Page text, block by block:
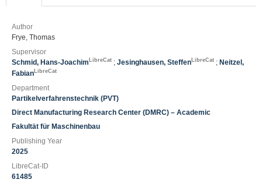
Author
Frye, Thomas
Supervisor
Schmid, Hans-Joachim LibreCat ;Jesinghausen, SteffenLibreCat
;
Neitzel, Fabian
Department
Partikelverfahrenstechnik (PVT)
Direct Manufacturing Research Center (DMRC) – Academic
Fakultät für Maschinenbau
Publishing Year
2025
LibreCat-ID
61485